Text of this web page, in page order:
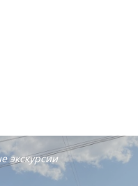
экскурсии